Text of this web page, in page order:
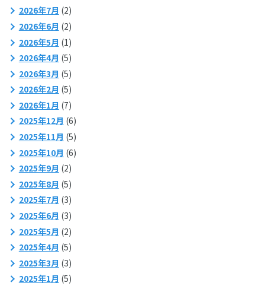
2026年7月 (2)
2026年6月 (2)
2026年5月 (1)
2026年4月 (5)
2026年3月 (5)
2026年2月 (5)
2026年1月 (7)
2025年12月 (6)
2025年11月 (5)
2025年10月 (6)
2025年9月 (2)
2025年8月 (5)
2025年7月 (3)
2025年6月 (3)
2025年5月 (2)
2025年4月 (5)
2025年3月 (3)
2025年1月 (5)